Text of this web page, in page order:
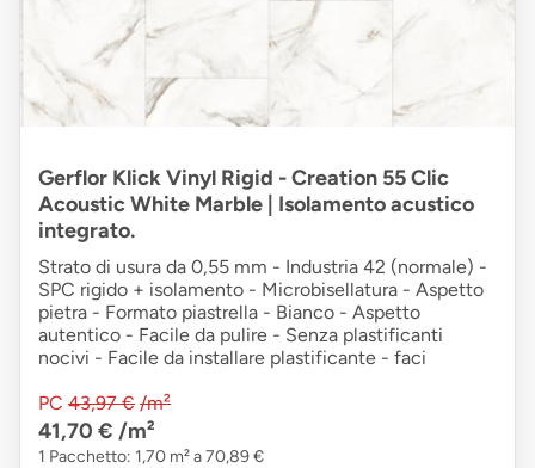
Gerflor Klick Vinyl Rigid - Creation 55 Clic
Acoustic White Marble | Isolamento acustico
integrato.
Strato di usura da 0,55 mm - Industria 42 (normale) -
SPC rigido + isolamento - Microbisellatura - Aspetto
pietra - Formato piastrella - Bianco - Aspetto
autentico - Facile da pulire - Senza plastificanti
nocivi - Facile da installare plastificante - faci
PC 43,97 € /m²
41,70 € /m²
1 Pacchetto: 1,70 m² a 70,89 €